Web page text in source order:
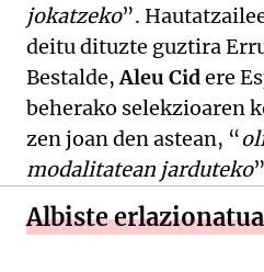
jokatzeko”.
deitu dituzte guztira
Bestalde,Aleu Cidere
beherako selekzioaren
zen joan den astean, “
modalitatean jarduteko
Albiste